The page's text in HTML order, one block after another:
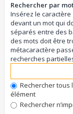
Rechercher par
Insérez le caractère
devant un mot qui
séparés entre des
des mots doit être
métacaractère
recherches
Rechercher tous
élément
Rechercher